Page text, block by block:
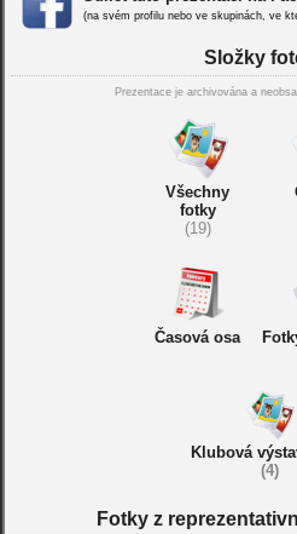
(na svém profilu nebo ve skupinách, ve
Složky
Prezentace je archivována a
Všechny
fotky
(19)
Časová osa
Klubová
(4)
Fotky z